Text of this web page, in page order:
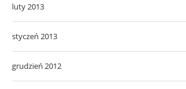
luty 2013
styczeń 2013
grudzień 2012